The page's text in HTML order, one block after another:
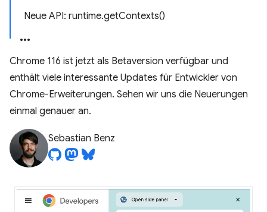
Neue API: runtime.getContexts()
Chrome 116 ist jetzt als Betaversion verfügbar und
enthält viele interessante Updates für Entwickler von
Chrome-Erweiterungen. Sehen wir uns die Neuerungen
einmal genauer an.
Sebastian Benz